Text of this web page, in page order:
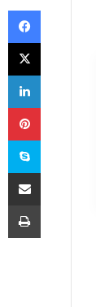
Facebook
X
LinkedIn
Pinterest
Skype
E-Posta ile paylaş